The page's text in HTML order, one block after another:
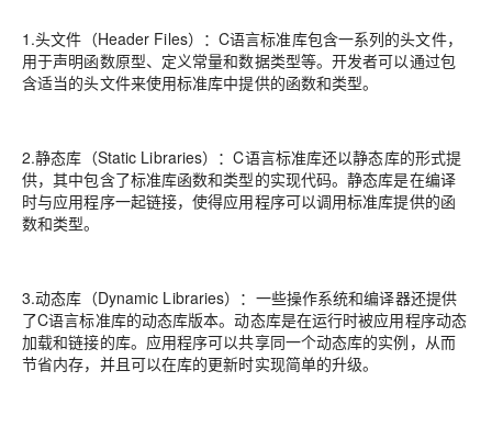
1.头文件（Header Files）：C语言标准库包含一系列的头文件，
用于声明函数原型、定义常量和数据类型等。开发者可以通过包
含适当的头文件来使用标准库中提供的函数和类型。
2.静态库（Static Libraries）：C语言标准库还以静态库的形式提
供，其中包含了标准库函数和类型的实现代码。静态库是在编译
时与应用程序一起链接，使得应用程序可以调用标准库提供的函
数和类型。
3.动态库（Dynamic Libraries）：一些操作系统和编译器还提供
了C语言标准库的动态库版本。动态库是在运行时被应用程序动态
加载和链接的库。应用程序可以共享同一个动态库的实例，从而
节省内存，并且可以在库的更新时实现简单的升级。